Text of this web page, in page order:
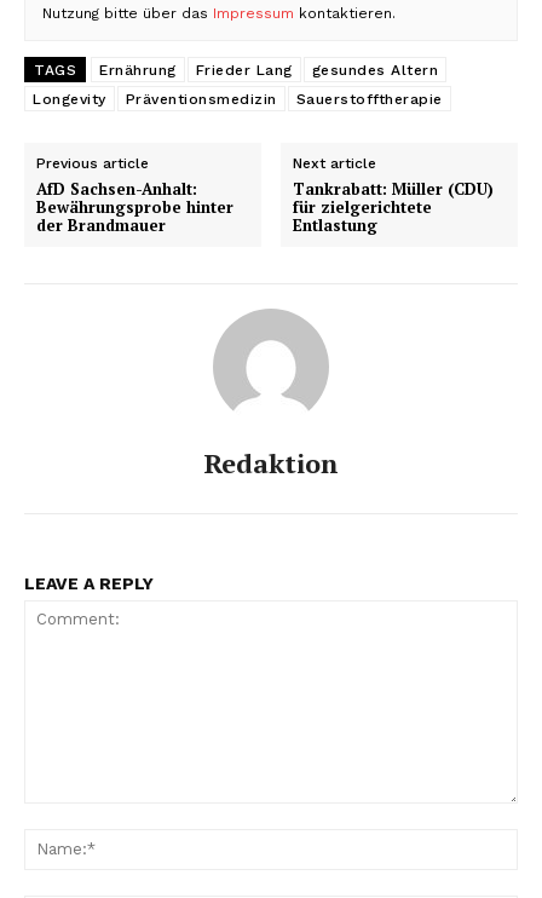
Nutzung bitte über das Impressum kontaktieren.
TAGS Ernährung Frieder Lang
gesundes Altern
Longevity
Präventionsmedizin Sauerstofftherapie
Previous article
AfD Sachsen-Anhalt:
Bewährungsprobe hinter
der Brandmauer
Next article
Tankrabatt: Müller (CDU)
für zielgerichtete
Entlastung
Redaktion
LEAVE A REPLY